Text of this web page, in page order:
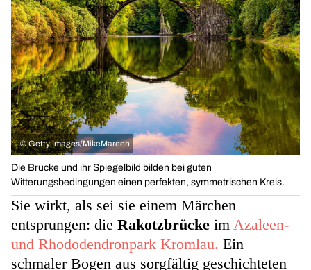
© Getty Images/MikeMareen
Die Brücke und ihr Spiegelbild bilden bei guten
Witterungsbedingungen einen perfekten, symmetrischen Kreis.
Sie wirkt, als sei sie einem Märchen
entsprungen: die Rakotzbrücke im Azaleen-
und Rhododendronpark Kromlau. Ein
schmaler Bogen aus sorgfältig geschichteten